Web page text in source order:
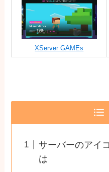
XServer GAMEs
サーバーのアイ
は